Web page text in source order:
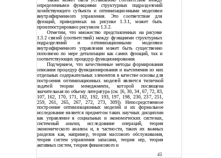
определенными функциями структурных подразделений
хозяйствующего субъекта и оптимизационными моделями
внутрифирменного управления. Это соответствие для
функций, приведенных на рисунке 1.3.1, может быть
проиллюстрировано рисунком 1.3.2.
Отметим, что множество представленных на рисунке
1.3.2 связей (соответствий) между функциями структурных
подразделений и оптимизационными моделями
внутрифирменного управления может быть существенно
пополнено по мере детализации как самих функций, так и
соответствующих процедур функционирования.
Подчеркнем, что качественные методы формирования
описания процедур функционирования и вычленения из них
отдельных содержательных элементов в качестве основы для
построения оптимизационных моделей является типичной
задачей теории менеджмента, которой посвящена
значительная по объему литература (см. [6, 30, 34, 67, 72, 83,
107, 162, 170, 171, 182, 192, 193, 197, 198, 230, 237, 251,
259, 261, 265, 267, 272, 273, 309]). Непосредственное
построение оптимизационных моделей и их формальное
исследование является предметом таких научных дисциплин
как управление в социальных и экономических системах,
системный анализ, исследование операций, теория
экономического анализа и, в частности, таких их важных
разделов как, например, теория массового обслуживания,
теория систем управления запасами, теория игр, теория
активных систем, теория финансового и
45